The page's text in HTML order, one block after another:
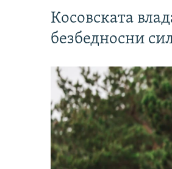
Косовската
безбедносни